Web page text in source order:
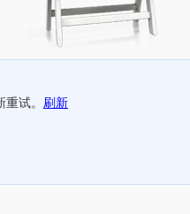
试。 刷新